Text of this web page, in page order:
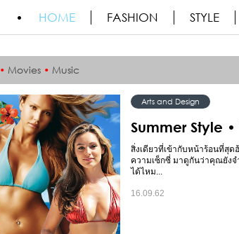
HOME FASHION STYLE
• Movies • Music
Arts and Design
Summer Style
สิ่งเดียวที่เข้ากับหน้าร้อนที่สุ
ความเซ็กซี่ มาดูกันว่าคุณยัง
ได้ไหม...
16.09.62